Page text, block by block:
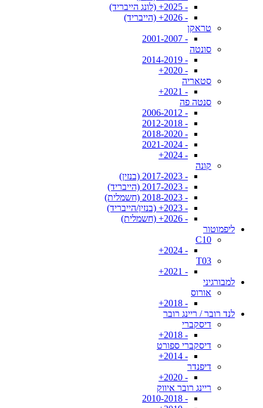
- 2025+ (לונג הייבריד)
- 2026+ (הייבריד)
טראקן
- 2001-2007
סונטה
- 2014-2019
- 2020+
סטאריה
- 2021+
סנטה פה
- 2006-2012
- 2012-2018
- 2018-2020
- 2021-2024
- 2024+
קונה
- 2017-2023 (בנזין)
- 2017-2023 (הייבריד)
- 2018-2023 (חשמלית)
- 2023+ (בנזין/הייבריד)
- 2026+ (חשמלית)
ליפמוטור
C10
- 2024+
T03
- 2021+
למבורגיני
אורוס
- 2018+
לנד רובר / ריינג רובר
דיסקברי
- 2018+
דיסקברי ספורט
- 2014+
דיפנדר
- 2020+
ריינג רובר איווק
- 2010-2018